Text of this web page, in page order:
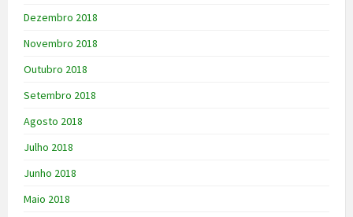
Dezembro 2018
Novembro 2018
Outubro 2018
Setembro 2018
Agosto 2018
Julho 2018
Junho 2018
Maio 2018